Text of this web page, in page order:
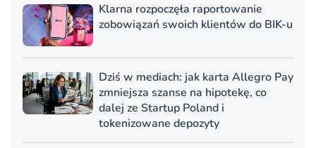
Klarna rozpoczęła raportowanie
zobowiązań swoich klientów do BIK-u
Dziś w mediach: jak karta Allegro Pay
zmniejsza szanse na hipotekę, co
dalej ze Startup Poland i
tokenizowane depozyty